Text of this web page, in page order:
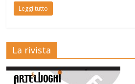
Leggi tutto
La rivista